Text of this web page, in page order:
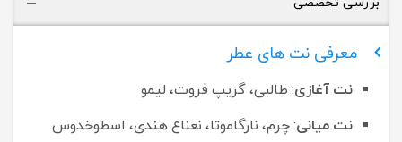
معرفی نت های عطر
نت آغازی: طالبی، گریپ فروت، لیمو
نت میانی: چرم، نارگاموتا، نعناع هندی، اسطوخدوس